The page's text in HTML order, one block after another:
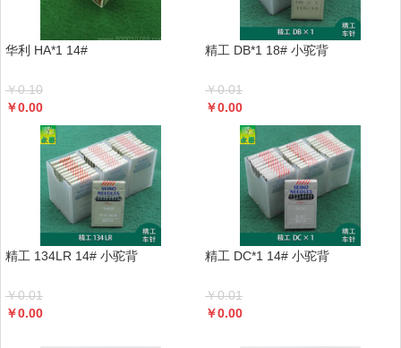
华利 HA*1 14#
￥0.10
￥0.00
精工 DB*1 18# 小驼背
￥0.01
￥0.00
精工 134LR 14# 小驼背
￥0.01
￥0.00
精工 DC*1 14# 小驼背
￥0.01
￥0.00